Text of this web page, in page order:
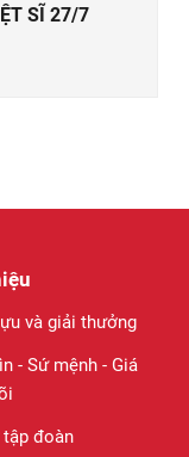
SĨ 27/7
và giải thưởng
- Sứ mệnh - Giá
đoàn